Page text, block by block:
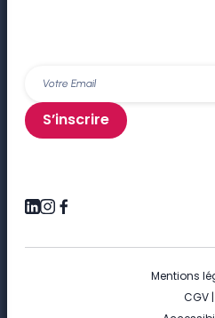
S’inscrire
Mentions
CGV |